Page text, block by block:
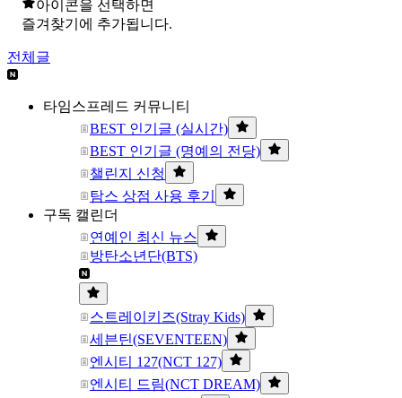
아이콘을 선택하면
즐겨찾기에 추가됩니다.
전체글
타임스프레드 커뮤니티
BEST 인기글 (실시간)
BEST 인기글 (명예의 전당)
챌린지 신청
탐스 상점 사용 후기
구독 캘린더
연예인 최신 뉴스
방탄소년단(BTS)
스트레이키즈(Stray Kids)
세븐틴(SEVENTEEN)
엔시티 127(NCT 127)
엔시티 드림(NCT DREAM)